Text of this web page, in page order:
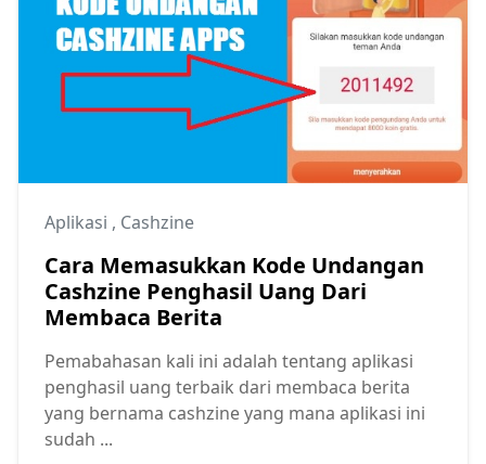
Aplikasi , Cashzine
Cara Memasukkan Kode Undangan
Cashzine Penghasil Uang Dari
Membaca Berita
Pemabahasan kali ini adalah tentang aplikasi
penghasil uang terbaik dari membaca berita
yang bernama cashzine yang mana aplikasi ini
sudah ...